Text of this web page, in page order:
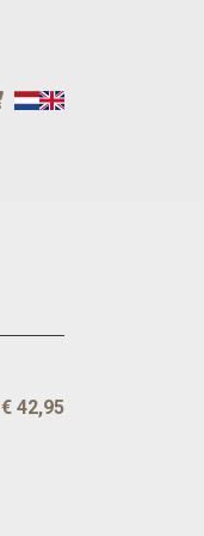
€ 42,95